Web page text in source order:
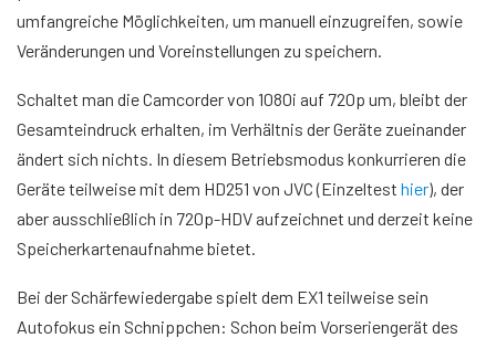
umfangreiche Möglichkeiten, um manuell einzugreifen, sowie
Veränderungen und Voreinstellungen zu speichern.
Schaltet man die Camcorder von 1080i auf 720p um, bleibt der
Gesamteindruck erhalten, im Verhältnis der Geräte zueinander
ändert sich nichts. In diesem Betriebsmodus konkurrieren die
Geräte teilweise mit dem HD251 von JVC (Einzeltest hier), der
aber ausschließlich in 720p-HDV aufzeichnet und derzeit keine
Speicherkartenaufnahme bietet.
Bei der Schärfewiedergabe spielt dem EX1 teilweise sein
Autofokus ein Schnippchen: Schon beim Vorseriengerät des